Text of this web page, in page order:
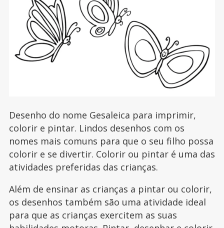
Desenho do nome Gesaleica para imprimir,
colorir e pintar. Lindos desenhos com os
nomes mais comuns para que o seu filho possa
colorir e se divertir. Colorir ou pintar é uma das
atividades preferidas das crianças.
Além de ensinar as crianças a pintar ou colorir,
os desenhos também são uma atividade ideal
para que as crianças exercitem as suas